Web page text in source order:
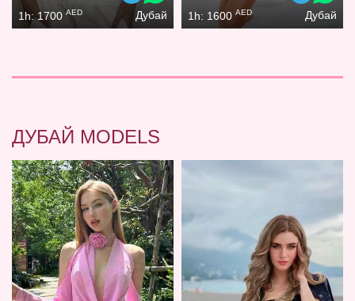
1h: 1700 AED Дубай 1h: 1600 AED Дубай
ДУБАЙ MODELS